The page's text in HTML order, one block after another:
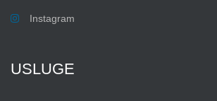
Instagram
USLUGE